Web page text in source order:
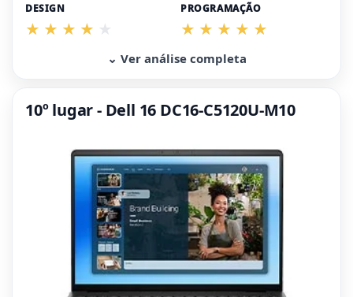
DESIGN PROGRAMAÇÃO
⌄ Ver análise completa
10º lugar - Dell 16 DC16-C5120U-M10